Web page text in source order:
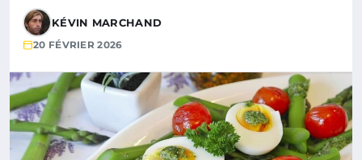
KÉVIN MARCHAND
20 FÉVRIER 2026